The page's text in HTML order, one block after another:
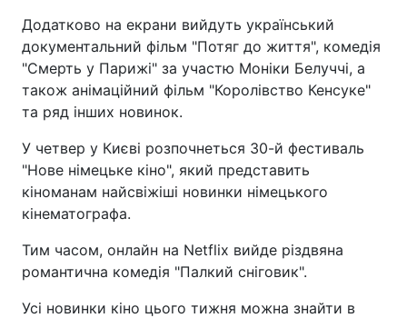
Додатково на екрани вийдуть український
документальний фільм "Потяг до життя", комедія
"Смерть у Парижі" за участю Моніки Белуччі, а
також анімаційний фільм "Королівство Кенсуке"
та ряд інших новинок.
У четвер у Києві розпочнеться 30-й фестиваль
"Нове німецьке кіно", який представить
кіноманам найсвіжіші новинки німецького
кінематографа.
Тим часом, онлайн на Netflix вийде різдвяна
романтична комедія "Палкий сніговик".
Усі новинки кіно цього тижня можна знайти в